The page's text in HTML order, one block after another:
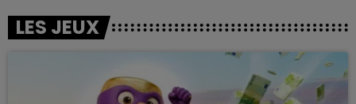
LES JEUX